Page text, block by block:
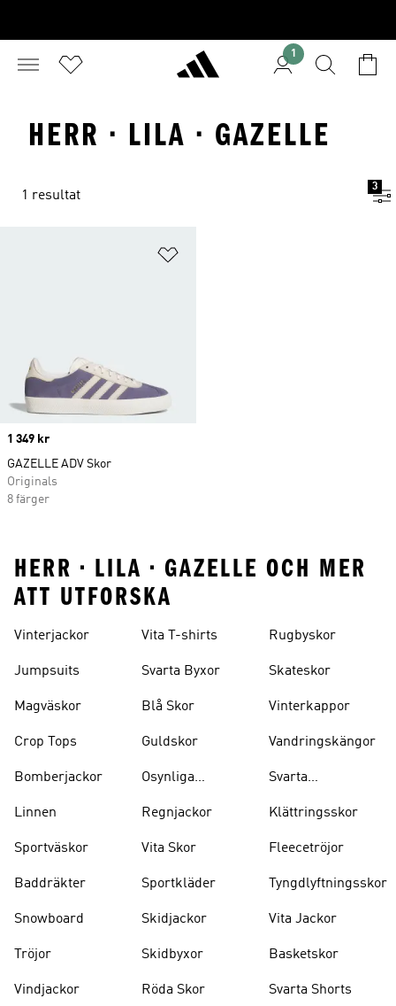
1
HERR · LILA · GAZELLE
1 resultat
3
Price
1 349 kr
GAZELLE ADV Skor
Originals
8 färger
HERR • LILA • GAZELLE OCH MER
ATT UTFORSKA
Vinterjackor
Jumpsuits
Magväskor
Crop Tops
Bomberjackor
Linnen
Sportväskor
Baddräkter
Snowboard
Tröjor
Vindjackor
Vita T-shirts
Svarta Byxor
Blå Skor
Guldskor
Osynliga
Regnjackor
Vita Skor
Sportkläder
Skidjackor
Skidbyxor
Röda Skor
Rugbyskor
Skateskor
Vinterkappor
Vandringskängor
Svarta
Klättringsskor
Fleecetröjor
Tyngdlyftningsskor
Vita Jackor
Basketskor
Svarta Shorts